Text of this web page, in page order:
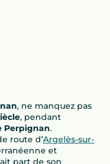
, ne manquez pas
, pendant
Perpignan.
route d’Argelès-sur-
et
part de son